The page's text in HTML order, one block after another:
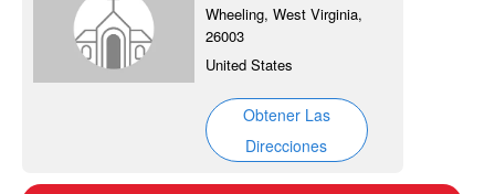
Wheeling, West Virginia,
26003
United States
Obtener Las
Direcciones